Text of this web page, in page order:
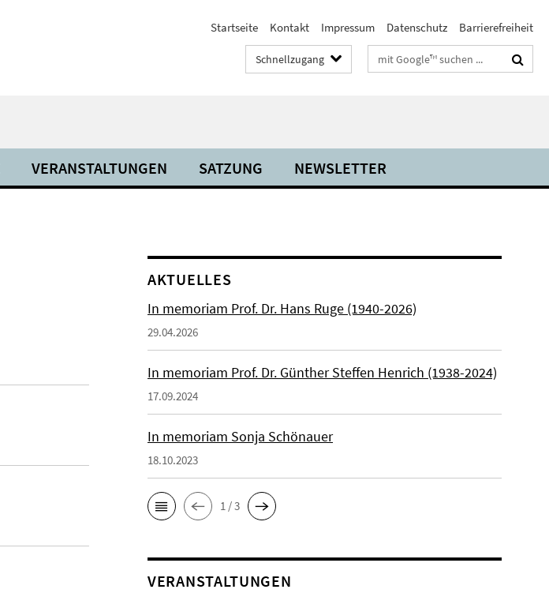
Startseite Kontakt Impressum Datenschutz Barrierefreiheit
Schnellzugang Suchbegriffe
VERANSTALTUNGEN SATZUNG NEWSLETTER
AKTUELLES
In memoriam Prof. Dr. Hans Ruge (1940-2026)
29.04.2026
In memoriam Prof. Dr. Günther Steffen Henrich (1938-2024)
17.09.2024
In memoriam Sonja Schönauer
18.10.2023
1 / 3
VERANSTALTUNGEN